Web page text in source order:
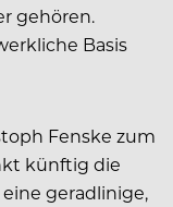
gehören.
Basis
Fenske zum
künftig die
geradlinige,